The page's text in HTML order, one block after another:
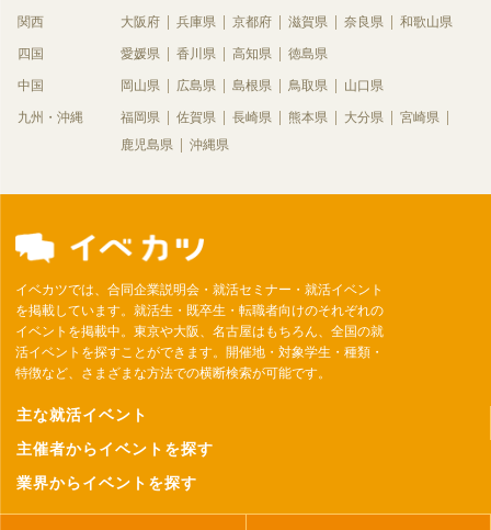
関西 大阪府 兵庫県 京都府 滋賀県 奈良県 和歌山県
四国 愛媛県 香川県 高知県 徳島県
中国 岡山県 広島県 島根県 鳥取県 山口県
九州・沖縄 福岡県 佐賀県 長崎県 熊本県 大分県
宮崎県
鹿児島県
沖縄県
イベカツでは、合同企業説明会・就活セミナー・就活イベント
を掲載しています。就活生・既卒生・転職者向けのそれぞれの
イベントを掲載中。東京や大阪、名古屋はもちろん、全国の就
活イベントを探すことができます。開催地・対象学生・種類・
特徴など、さまざまな方法での横断検索が可能です。
主な就活イベント
主催者からイベントを探す
業界からイベントを探す